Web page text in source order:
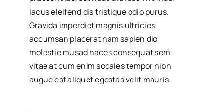
lacus eleifend dis tristique odio purus.
Gravida imperdiet magnis ultricies
accumsan placerat nam sapien dio
molestie musad haces consequat sem
vitae at cum enim sodales tempor nibh
augue est aliquet egestas velit mauris.